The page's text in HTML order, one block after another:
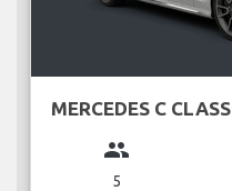
MERCEDES C CLASS
group
5